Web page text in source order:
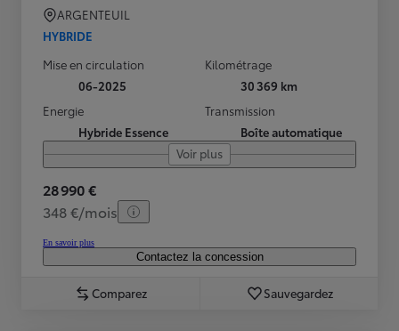
ARGENTEUIL
HYBRIDE
Mise en circulation
06-2025
Kilométrage
30 369 km
Energie
Hybride Essence
Transmission
Boîte automatique
Voir plus
28 990 €
348 €/mois
En savoir plus
Contactez la concession
Comparez Sauvegardez